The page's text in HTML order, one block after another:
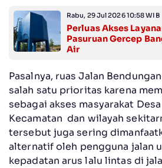
Rabu, 29 Jul 2026 10:58 WIB
Perluas Akses
Pasuruan Gercep
Air
Pasalnya, ruas Jalan
salah satu prioritas karena
sebagai akses masyarakat
Kecamatan dan wilayah
tersebut juga sering
alternatif oleh pengguna jalan
kepadatan arus lalu lintas di